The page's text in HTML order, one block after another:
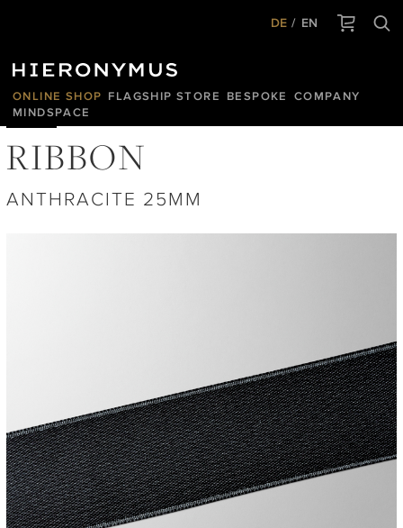
DE EN
ONLINE SHOP FLAGSHIP STORE BESPOKE
COMPANY
MINDSPACE
RIBBON
ANTHRACITE 25MM